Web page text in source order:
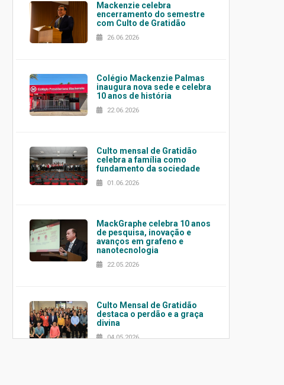
Mackenzie celebra
encerramento do semestre
com Culto de Gratidão
26.06.2026
Colégio Mackenzie Palmas
inaugura nova sede e celebra
10 anos de história
22.06.2026
Culto mensal de Gratidão
celebra a família como
fundamento da sociedade
01.06.2026
MackGraphe celebra 10 anos
de pesquisa, inovação e
avanços em grafeno e
nanotecnologia
22.05.2026
Culto Mensal de Gratidão
destaca o perdão e a graça
divina
04.05.2026